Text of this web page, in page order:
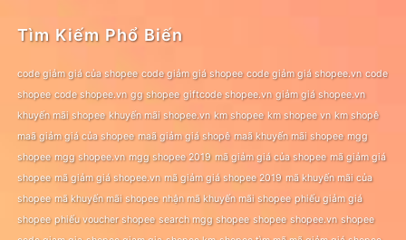
Tìm Kiếm Phổ Biến
code giảm giá của shopee code giảm giá shopee code giảm giá shopee.vn code
shopee code shopee.vn gg shopee giftcode shopee.vn giảm giá shopee.vn
khuyến mãi shopee khuyến mãi shopee.vn km shopee km shopee vn km shopê
maã giảm giá của shopee maã giảm giá shopê maã khuyến mãi shopee mgg
shopee mgg shopee.vn mgg shopee 2019 mã giảm giá của shopee mã giảm giá
shopee mã giảm giá shopee.vn mã giảm giá shopee 2019 mã khuyến mãi của
shopee mã khuyến mãi shopee nhận mã khuyến mãi shopee phiếu giảm giá
shopee phiếu voucher shopee search mgg shopee shopee shopee.vn shopee